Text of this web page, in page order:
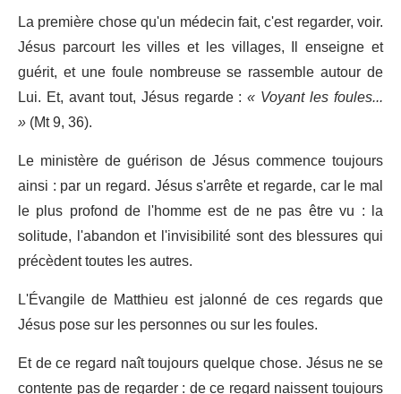
La première chose qu'un médecin fait, c'est regarder, voir.
Jésus parcourt les villes et les villages, Il enseigne et
guérit, et une foule nombreuse se rassemble autour de
Lui. Et, avant tout, Jésus regarde :« Voyant les foules...
»(Mt 9, 36).
Le ministère de guérison de Jésus commence toujours
ainsi : par un regard. Jésus s'arrête et regarde, car le mal
le plus profond de l'homme est de ne pas être vu : la
solitude, l'abandon et l'invisibilité sont des blessures qui
précèdent toutes les autres.
L'Évangile de Matthieu est jalonné de ces regards que
Jésus pose sur les personnes ou sur les foules.
Et de ce regard naît toujours quelque chose. Jésus ne se